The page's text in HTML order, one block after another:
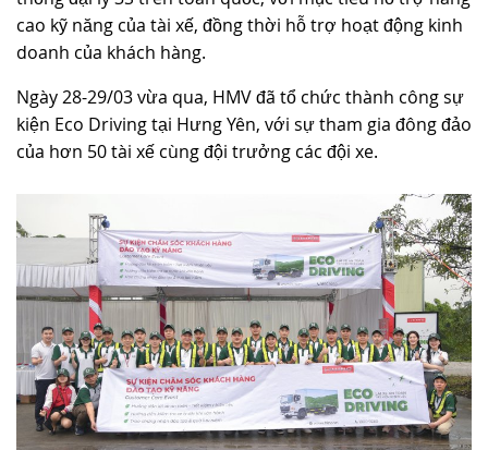
TUYỂN DỤNG
cao kỹ năng của tài xế, đồng thời hỗ trợ hoạt động kinh
doanh của khách hàng.
Ngày 28-29/03 vừa qua, HMV đã tổ chức thành công sự
kiện Eco Driving tại Hưng Yên, với sự tham gia đông đảo
của hơn 50 tài xế cùng đội trưởng các đội xe.